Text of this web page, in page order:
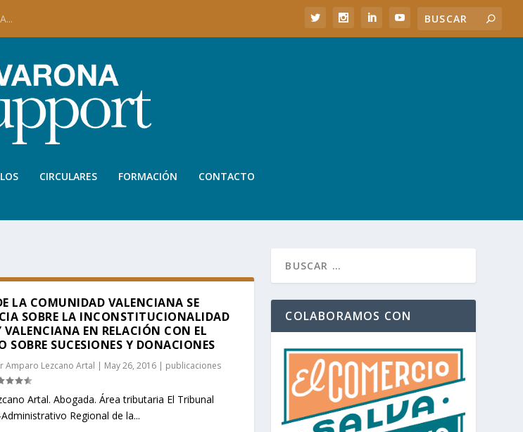
CIRCULARES FORMACIÓN CONTACTO
LA COMUNIDAD VALENCIANA SE
SOBRE LA INCONSTITUCIONALIDAD
VALENCIANA EN RELACIÓN CON EL
SOBRE SUCESIONES Y DONACIONES
Amparo Lezcano Artal | May 26, 2016| publicaciones
Artal. Abogada. Área tributaria El Tribunal
Regional de la...
COLABORAMOS CON